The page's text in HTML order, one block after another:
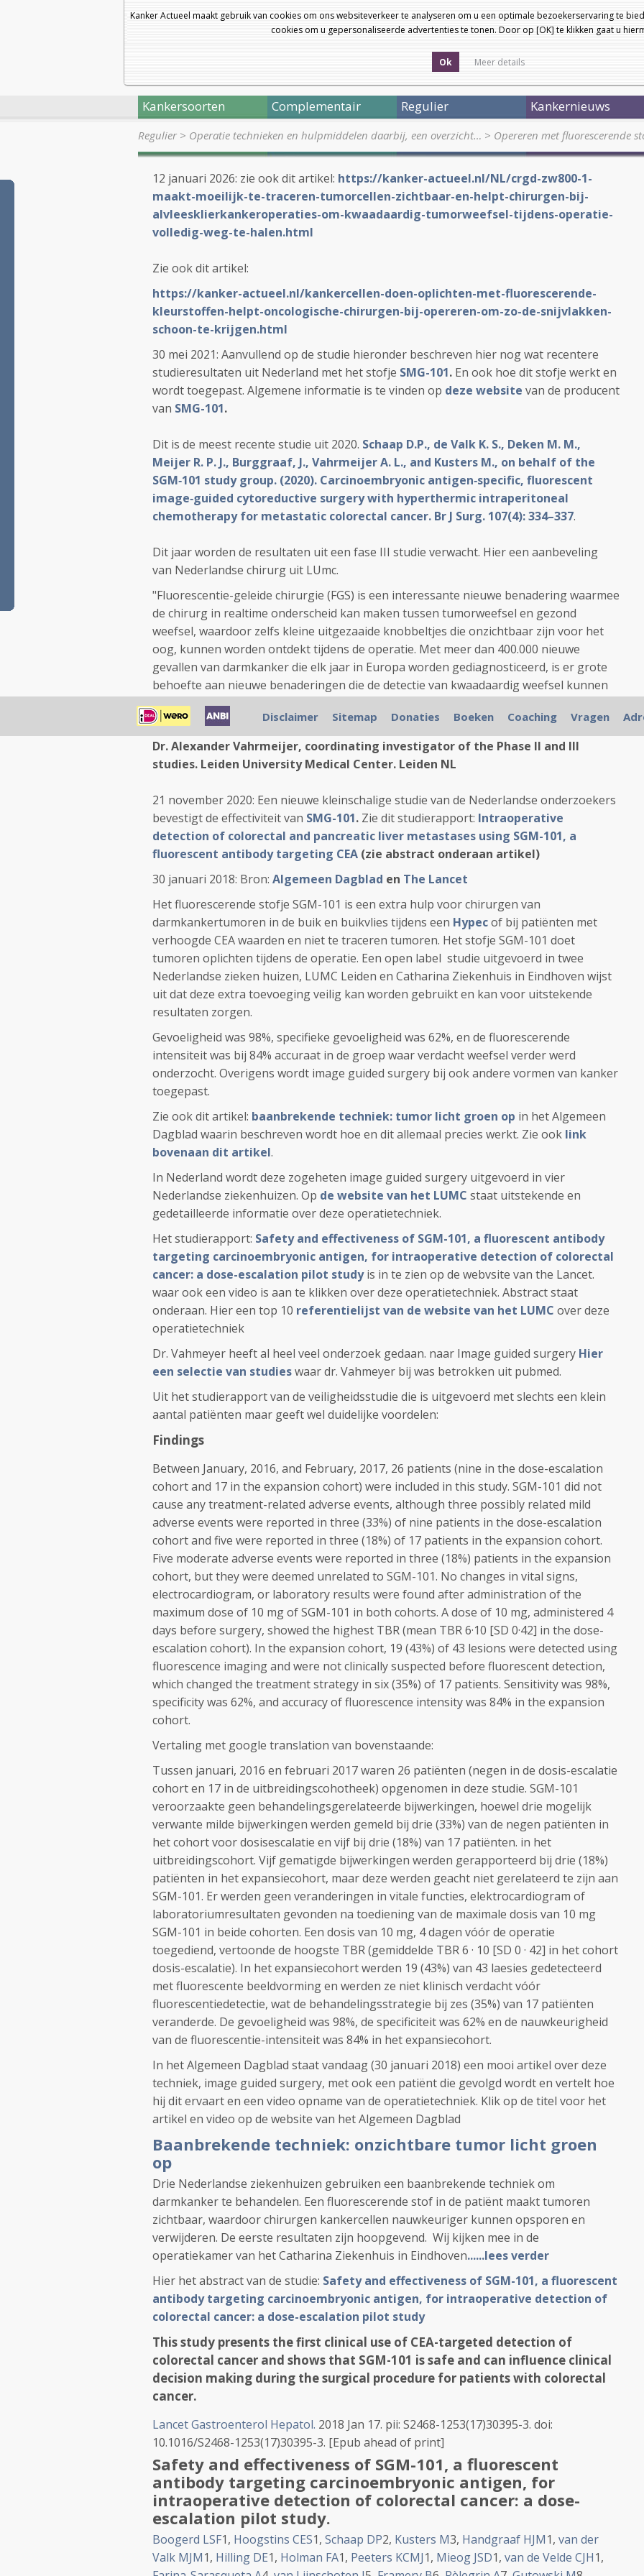
Kanker Actueel maakt gebruik van cookies om ons websiteverkeer te analyseren om u een optimale bezoekerservaring te
cookies om u gepersonaliseerde advertenties te tonen. Door op [OK] te klikken gaat u
Ok Meer details
Kankersoorten Complementair Regulier Kankernieuws
Regulier> Operatie technieken en hulpmiddelen daarbij, een overzicht… > Opereren met fluorescerende
12 januari 2026: zie ook dit artikel: https://kanker-actueel.nl/NL/crgd-zw800-1-
maakt-moeilijk-te-traceren-tumorcellen-zichtbaar-en-helpt-chirurgen-bij-
alvleesklierkankeroperaties-om-kwaadaardig-tumorweefsel-tijdens-operatie-
volledig-weg-te-halen.html
Zie ook dit artikel:
https://kanker-actueel.nl/kankercellen-doen-oplichten-met-fluorescerende-
kleurstoffen-helpt-oncologische-chirurgen-bij-opereren-om-zo-de-snijvlakken-
schoon-te-krijgen.html
30 mei 2021: Aanvullend op de studie hieronder beschreven hier nog wat recentere
studieresultaten uit Nederland met het stofje SMG-101. En ook hoe dit stofje werkt en
wordt toegepast. Algemene informatie is te vinden op deze website van de producent
van SMG-101.
Dit is de meest recente studie uit 2020. Schaap D.P., de Valk K. S., Deken M. M.,
Meijer R. P. J., Burggraaf, J., Vahrmeijer A. L., and Kusters M., on behalf of the
SGM‐101 study group. (2020). Carcinoembryonic antigen‐specific, fluorescent
image‐guided cytoreductive surgery with hyperthermic intraperitoneal
chemotherapy for metastatic colorectal cancer. Br J Surg. 107(4): 334–337.
Dit jaar worden de resultaten uit een fase III studie verwacht. Hier een aanbeveling
van Nederlandse chirurg uit LUmc.
"Fluorescentie-geleide chirurgie (FGS) is een interessante nieuwe benadering waarmee
de chirurg in realtime onderscheid kan maken tussen tumorweefsel en gezond
weefsel, waardoor zelfs kleine uitgezaaide knobbeltjes die onzichtbaar zijn voor het
oog, kunnen worden ontdekt tijdens de operatie. Met meer dan 400.000 nieuwe
gevallen van darmkanker die elk jaar in Europa worden gediagnosticeerd, is er grote
behoefte aan nieuwe benaderingen die de detectie van kwaadaardig weefsel kunnen
vergemakkelijken en mogelijk de resultaten voor de patiënt kunnen verbeteren. We
kijken ernaar uit om het potentieel van SGM-101 verder te evalueren …”
Dr. Alexander Vahrmeijer, coordinating investigator of the Phase II and III
studies. Leiden University Medical Center. Leiden NL
21 november 2020: Een nieuwe kleinschalige studie van de Nederlandse onderzoekers
bevestigt de effectiviteit van SMG-101. Zie dit studierapport: Intraoperative
detection of colorectal and pancreatic liver metastases using SGM-101, a
fluorescent antibody targeting CEA (zie abstract onderaan artikel)
30 januari 2018: Bron: Algemeen Dagblad en The Lancet
Het fluorescerende stofje SGM-101 is een extra hulp voor chirurgen van
darmkankertumoren in de buik en buikvlies tijdens een Hypecof bij patiënten met
verhoogde CEA waarden en niet te traceren tumoren. Het stofje SGM-101 doet
tumoren oplichten tijdens de operatie. Een open label studie uitgevoerd in twee
Nederlandse zieken huizen, LUMC Leiden en Catharina Ziekenhuis in Eindhoven wijst
uit dat deze extra toevoeging veilig kan worden gebruikt en kan voor uitstekende
resultaten zorgen.
Gevoeligheid was 98%, specifieke gevoeligheid was 62%, en de fluorescerende
intensiteit was bij 84% accuraat in de groep waar verdacht weefsel verder werd
onderzocht. Overigens wordt image guided surgery bij ook andere vormen van kanker
toegepast.
Zie ook dit artikel: baanbrekende techniek: tumor licht groen op in het Algemeen
Dagblad waarin beschreven wordt hoe en dit allemaal precies werkt. Zie ook link
bovenaan dit artikel.
In Nederland wordt deze zogeheten image guided surgery uitgevoerd in vier
Nederlandse ziekenhuizen. Op de website van het LUMC staat uitstekende en
gedetailleerde informatie over deze operatietechniek.
Het studierapport: Safety and effectiveness of SGM-101, a fluorescent antibody
targeting carcinoembryonic antigen, for intraoperative detection of colorectal
cancer: a dose-escalation pilot studyis in te zien op de webvsite van the Lancet.
waar ook een video is aan te klikken over deze operatietechniek. Abstract staat
onderaan. Hier een top 10 referentielijst van de website van het LUMC over deze
operatietechniek
Dr. Vahmeyer heeft al heel veel onderzoek gedaan. naar Image guided surgery Hier
een selectie van studieswaar dr. Vahmeyer bij was betrokken uit pubmed.
Uit het studierapport van de veiligheidsstudie die is uitgevoerd met slechts een klein
aantal patiënten maar geeft wel duidelijke voordelen:
Findings
Between January, 2016, and February, 2017, 26 patients (nine in the dose-escalation
cohort and 17 in the expansion cohort) were included in this study. SGM-101 did not
cause any treatment-related adverse events, although three possibly related mild
adverse events were reported in three (33%) of nine patients in the dose-escalation
cohort and five were reported in three (18%) of 17 patients in the expansion cohort.
Five moderate adverse events were reported in three (18%) patients in the expansion
cohort, but they were deemed unrelated to SGM-101. No changes in vital signs,
electrocardiogram, or laboratory results were found after administration of the
maximum dose of 10 mg of SGM-101 in both cohorts. A dose of 10 mg, administered 4
days before surgery, showed the highest TBR (mean TBR 6·10 [SD 0·42] in the dose-
escalation cohort). In the expansion cohort, 19 (43%) of 43 lesions were detected using
fluorescence imaging and were not clinically suspected before fluorescent detection,
which changed the treatment strategy in six (35%) of 17 patients. Sensitivity was 98%,
specificity was 62%, and accuracy of fluorescence intensity was 84% in the expansion
cohort.
Vertaling met google translation van bovenstaande:
Tussen januari, 2016 en februari 2017 waren 26 patiënten (negen in de dosis-escalatie
cohort en 17 in de uitbreidingscohotheek) opgenomen in deze studie. SGM-101
veroorzaakte geen behandelingsgerelateerde bijwerkingen, hoewel drie mogelijk
verwante milde bijwerkingen werden gemeld bij drie (33%) van de negen patiënten in
het cohort voor dosisescalatie en vijf bij drie (18%) van 17 patiënten. in het
uitbreidingscohort. Vijf gematigde bijwerkingen werden gerapporteerd bij drie (18%)
patiënten in het expansiecohort, maar deze werden geacht niet gerelateerd te zijn aan
SGM-101. Er werden geen veranderingen in vitale functies, elektrocardiogram of
laboratoriumresultaten gevonden na toediening van de maximale dosis van 10 mg
SGM-101 in beide cohorten. Een dosis van 10 mg, 4 dagen vóór de operatie
toegediend, vertoonde de hoogste TBR (gemiddelde TBR 6 · 10 [SD 0 · 42] in het cohort
dosis-escalatie). In het expansiecohort werden 19 (43%) van 43 laesies gedetecteerd
met fluorescente beeldvorming en werden ze niet klinisch verdacht vóór
fluorescentiedetectie, wat de behandelingsstrategie bij zes (35%) van 17 patiënten
veranderde. De gevoeligheid was 98%, de specificiteit was 62% en de nauwkeurigheid
van de fluorescentie-intensiteit was 84% ​​in het expansiecohort.
In het Algemeen Dagblad staat vandaag (30 januari 2018) een mooi artikel over deze
techniek, image guided surgery, met ook een patiënt die gevolgd wordt en vertelt hoe
hij dit ervaart en een video opname van de operatietechniek. Klik op de titel voor het
artikel en video op de website van het Algemeen Dagblad
Baanbrekende techniek: onzichtbare tumor licht groen
op
Drie Nederlandse ziekenhuizen gebruiken een baanbrekende techniek om
darmkanker te behandelen. Een fluorescerende stof in de patiënt maakt tumoren
zichtbaar, waardoor chirurgen kankercellen nauwkeuriger kunnen opsporen en
verwijderen. De eerste resultaten zijn hoopgevend. Wij kijken mee in de
operatiekamer van het Catharina Ziekenhuis in Eindhoven......lees verder
Hier het abstract van de studie: Safety and effectiveness of SGM-101, a fluorescent
antibody targeting carcinoembryonic antigen, for intraoperative detection of
colorectal cancer: a dose-escalation pilot study
This study presents the first clinical use of CEA-targeted detection of
colorectal cancer and shows that SGM-101 is safe and can influence clinical
decision making during the surgical procedure for patients with colorectal
cancer.
Lancet Gastroenterol Hepatol. 2018 Jan 17. pii: S2468-1253(17)30395-3. doi:
10.1016/S2468-1253(17)30395-3. [Epub ahead of print]
Safety and effectiveness of SGM-101, a fluorescent
antibody targeting carcinoembryonic antigen, for
intraoperative detection of colorectal cancer: a dose-
escalation pilot study.
Boogerd LSF1, Hoogstins CES1, Schaap DP2, Kusters M3, Handgraaf HJM1, van der
Valk MJM1, Hilling DE1, Holman FA1, Peeters KCMJ1, Mieog JSD1, van de Velde CJH1,
Disclaimer Sitemap Donaties Boeken Coaching Vragen